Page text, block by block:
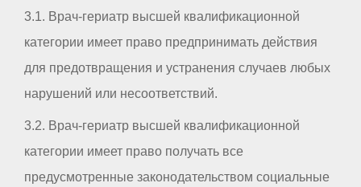
3.1. Врач-гериатр высшей квалификационной
категории имеет право предпринимать действия
для предотвращения и устранения случаев любых
нарушений или несоответствий.
3.2. Врач-гериатр высшей квалификационной
категории имеет право получать все
предусмотренные законодательством социальные